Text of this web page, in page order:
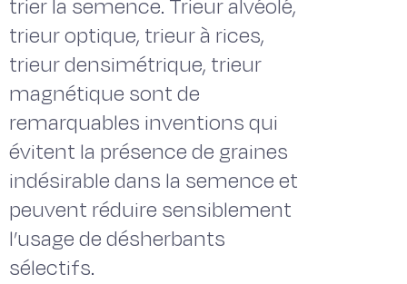
trier la semence. Trieur alvéolé,
trieur optique, trieur à rices,
trieur densimétrique, trieur
magnétique sont de
remarquables inventions qui
évitent la présence de graines
indésirable dans la semence et
peuvent réduire sensiblement
l’usage de désherbants
sélectifs.